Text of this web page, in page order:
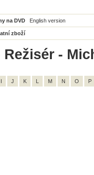
na DVD English version
zboží
Režisér -
I J K L M N O P